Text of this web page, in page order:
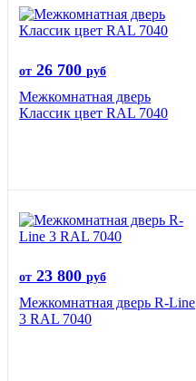
от 26 700 руб
Межкомнатная дверь
Классик цвет RAL 7040
от 23 800 руб
Межкомнатная дверь R-Line
3 RAL 7040